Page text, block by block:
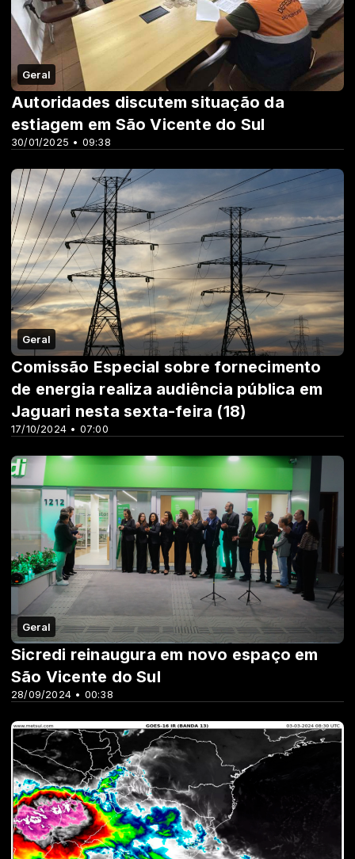
Geral
30/01/2025 • 09:38
Autoridades discutem situação da
estiagem em São Vicente do Sul
Geral
17/10/2024 • 07:00
Comissão Especial sobre fornecimento
de energia realiza audiência pública em
Jaguari nesta sexta-feira (18)
Geral
28/09/2024 • 00:38
Sicredi reinaugura em novo espaço em
São Vicente do Sul